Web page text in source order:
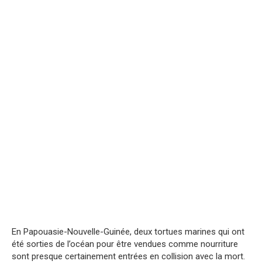
En Papouasie-Nouvelle-Guinée, deux tortues marines qui ont
été sorties de l’océan pour être vendues comme nourriture
sont presque certainement entrées en collision avec la mort.